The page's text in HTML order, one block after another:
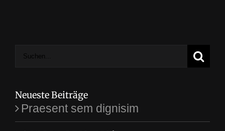
Suche
Neueste Beiträge
Praesent sem dignisim